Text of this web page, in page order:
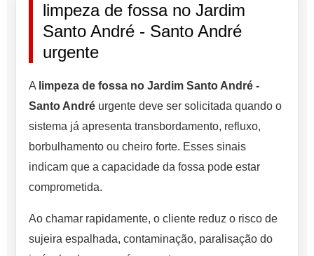
limpeza de fossa no Jardim
Santo André - Santo André
urgente
A limpeza de fossa no Jardim Santo André -
Santo André urgente deve ser solicitada quando o
sistema já apresenta transbordamento, refluxo,
borbulhamento ou cheiro forte. Esses sinais
indicam que a capacidade da fossa pode estar
comprometida.
Ao chamar rapidamente, o cliente reduz o risco de
sujeira espalhada, contaminação, paralisação do